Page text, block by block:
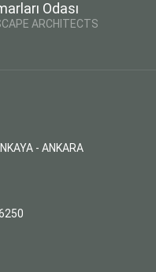
Odası
ARCHITECTS
- ANKARA